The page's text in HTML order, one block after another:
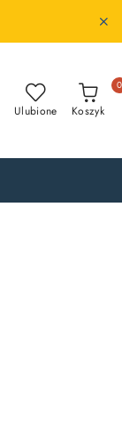
Ulubione Koszyk
0